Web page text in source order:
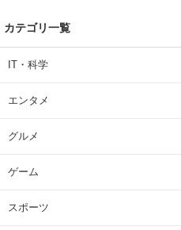
カテゴリ一覧
IT・科学
エンタメ
グルメ
ゲーム
スポーツ